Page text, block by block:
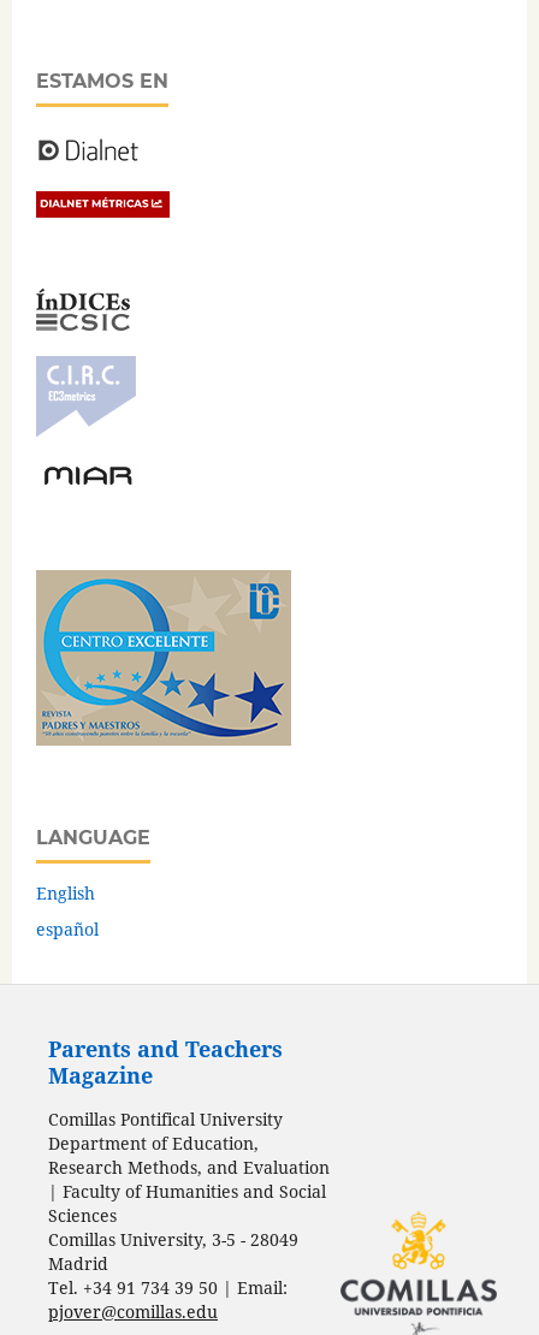
ESTAMOS EN
LANGUAGE
English
español
Parents and Teachers
Magazine
Comillas Pontifical University
Department of Education,
Research Methods, and Evaluation
| Faculty of Humanities and Social
Sciences
Comillas University, 3-5 - 28049
Madrid
Tel. +34 91 734 39 50 | Email:
pjover@comillas.edu